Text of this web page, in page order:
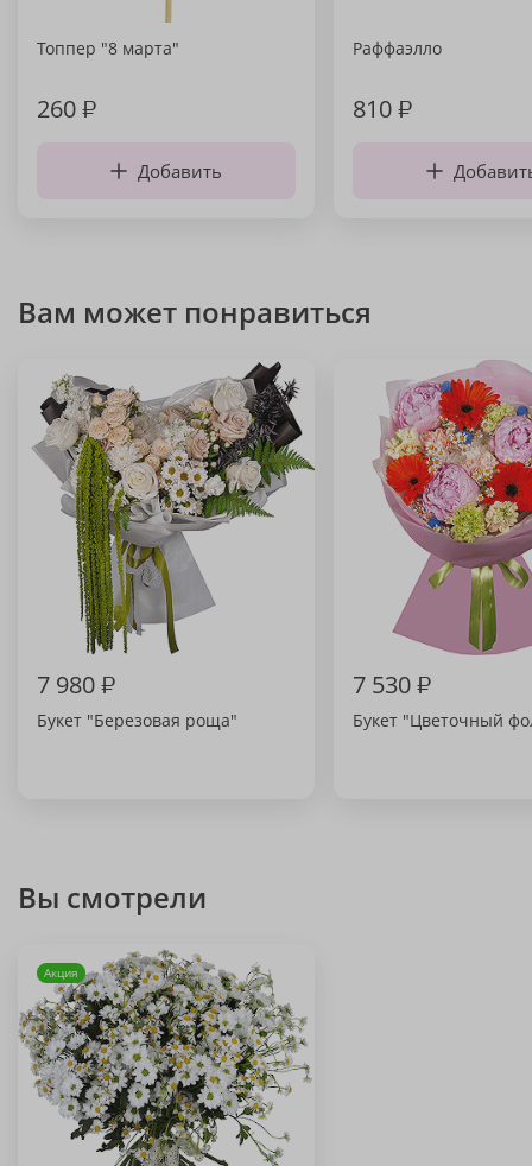
Топпер "8 марта"
260₽
Добавить
Раффаэлло
810₽
Вам может понравиться
7 980₽
Букет "Березовая роща"
7 530₽
Букет "Цветочный
Вы смотрели
Акция